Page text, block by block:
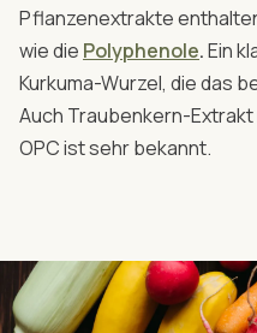
Pflanzenextrakte
wie die Polyphenole.Ein
Kurkuma-Wurzel, die das
Auch Traubenkern-
OPC ist sehr bekannt.